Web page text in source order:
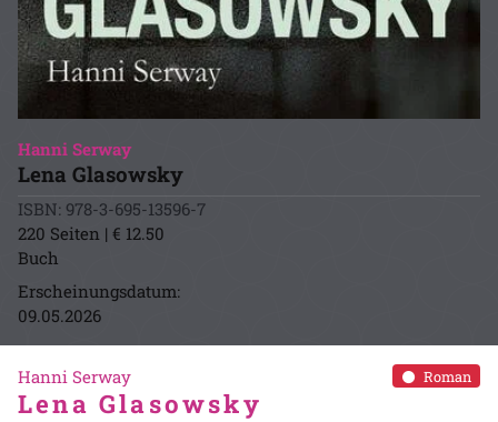
Hanni Serway
Lena Glasowsky
ISBN: 978-3-695-13596-7
220 Seiten | € 12.50
Buch
Erscheinungsdatum:
09.05.2026
Roman
Hanni Serway
Lena Glasowsky